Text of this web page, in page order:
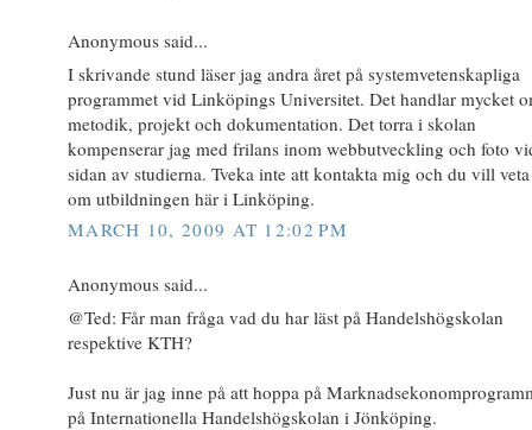
Anonymous said...
I skrivande stund läser jag andra året på systemvetenskapliga
programmet vid Linköpings Universitet. Det handlar mycket
metodik, projekt och dokumentation. Det torra i skolan
kompenserar jag med frilans inom webbutveckling och foto
sidan av studierna. Tveka inte att kontakta mig och du vill
om utbildningen här i Linköping.
MARCH 10, 2009 AT 12:02 PM
Anonymous said...
@Ted: Får man fråga vad du har läst på Handelshögskolan
respektive KTH?
Just nu är jag inne på att hoppa på
på Internationella Handelshögskolan i Jönköping.